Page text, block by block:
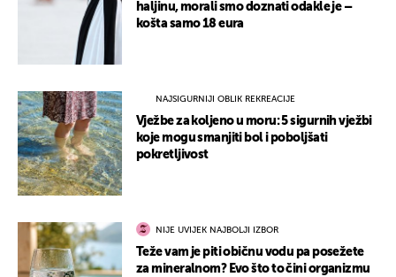
haljinu, morali smo doznati odakle je –
košta samo 18 eura
NAJSIGURNIJI OBLIK REKREACIJE
Vježbe za koljeno u moru: 5 sigurnih vježbi
koje mogu smanjiti bol i poboljšati
pokretljivost
NIJE UVIJEK NAJBOLJI IZBOR
Teže vam je piti običnu vodu pa posežete
za mineralnom? Evo što to čini organizmu